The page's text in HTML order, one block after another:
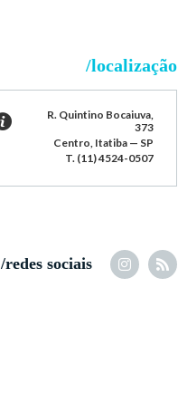
/localização
R. Quintino Bocaiuva,
373
Centro, Itatiba — SP
T. (11) 4524-0507
/redes sociais